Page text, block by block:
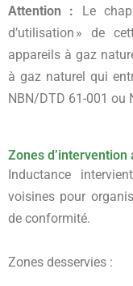
Attention :
Le
d’utilisation » de
appareils à gaz
à gaz naturel qui
NBN/DTD 61-001 ou
Zones
Inductance
voisines pour
de conformité.
Zones desservies :